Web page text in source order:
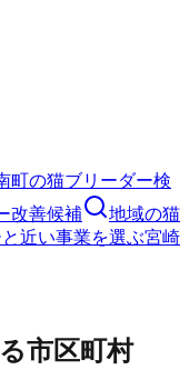
町の猫ブリーダー検
改善候補
地域の猫
近い事業を選ぶ宮崎
市区町村